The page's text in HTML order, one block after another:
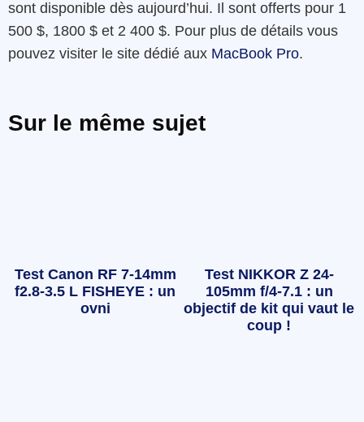
sont disponible dès aujourd’hui. Il sont offerts pour 1
500 $, 1800 $ et 2 400 $. Pour plus de détails vous
pouvez visiter le site dédié aux MacBook Pro.
Sur le même sujet
Test Canon RF 7-14mm
f2.8-3.5 L FISHEYE : un
ovni
Test NIKKOR Z 24-
105mm f/4-7.1 : un
objectif de kit qui vaut le
coup !